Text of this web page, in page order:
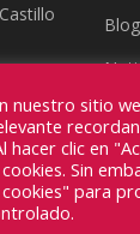
Blog
©2026
nuestro sitio
hacer clic en
Sin
para